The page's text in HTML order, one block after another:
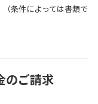
条件によっては書類で
のご請求